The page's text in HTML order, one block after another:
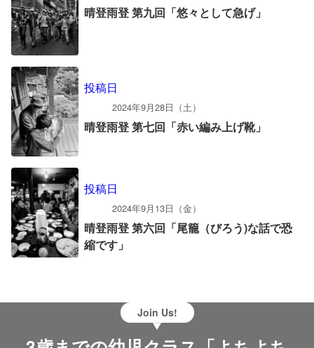
晴登雨登 第九回「悠々として急げ」
投稿日
2024年9月28日（土）
晴登雨登 第七回「赤い編み上げ靴」
投稿日
2024年9月13日（金）
晴登雨登 第六回「尾籠（びろう)な話で恐
縮です」
Join Us!